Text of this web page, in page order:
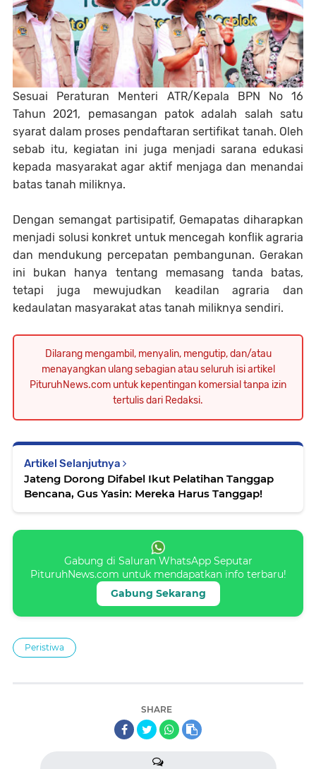
Sesuai Peraturan Menteri ATR/Kepala BPN No 16
Tahun 2021, pemasangan patok adalah salah satu
syarat dalam proses pendaftaran sertifikat tanah. Oleh
sebab itu, kegiatan ini juga menjadi sarana edukasi
kepada masyarakat agar aktif menjaga dan menandai
batas tanah miliknya.
Dengan semangat partisipatif, Gemapatas diharapkan
menjadi solusi konkret untuk mencegah konflik agraria
dan mendukung percepatan pembangunan. Gerakan
ini bukan hanya tentang memasang tanda batas,
tetapi juga mewujudkan keadilan agraria dan
kedaulatan masyarakat atas tanah miliknya sendiri.
Dilarang mengambil, menyalin, mengutip, dan/atau
menayangkan ulang sebagian atau seluruh isi artikel
PituruhNews.com untuk kepentingan komersial tanpa izin
tertulis dari Redaksi.
Artikel Selanjutnya
Jateng Dorong Difabel Ikut Pelatihan Tanggap
Bencana, Gus Yasin: Mereka Harus Tanggap!
Gabung di Saluran WhatsApp Seputar
PituruhNews.com untuk mendapatkan info terbaru!
Gabung Sekarang
Peristiwa
SHARE